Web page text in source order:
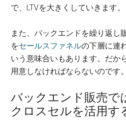
で、LTVを大きくしていきます。
また、バックエンドを繰り返し
をセールスファネルの下層に連
いう意味合いもあります。だか
用意しなければならないのです。
バックエンド販売で
クロスセルを活用す